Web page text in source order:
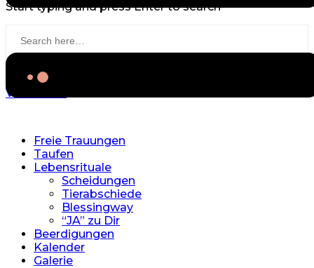
Freie Trauungen
Taufen
Lebensrituale
Scheidungen
Tierabschiede
Blessingway
“JA” zu Dir
Beerdigungen
Kalender
Galerie
Start typing and press Enter to search
View more